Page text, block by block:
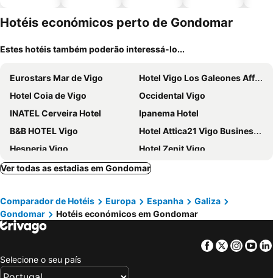
Hotéis económicos perto de Gondomar
Estes hotéis também poderão interessá-lo...
Eurostars Mar de Vigo
Hotel Vigo Los Galeones Affiliated by Meliá
Hotel Coia de Vigo
Occidental Vigo
INATEL Cerveira Hotel
Ipanema Hotel
B&B HOTEL Vigo
Hotel Attica21 Vigo Business & Wellness
Hesperia Vigo
Hotel Zenit Vigo
NH Collection Vigo
Hotel Minho
Sercotel Bahía de Vigo
Hotel Avion
Hotel Holiday
Hotel Junquera
Pazo Los Escudos Hotel Spa & Resort
Hotel Celta
Sercotel Tres Luces
Ver todas as estadias em Gondomar
Comparador de Hotéis Europa Espanha
Galiza
Gondomar
Hotéis económicos em Gondomar
Facebook
Twitter
Selecione o seu país